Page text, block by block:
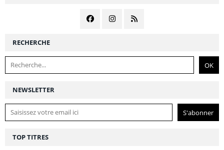
NEWSLETTER
RECHERCHE
TOP TITRES